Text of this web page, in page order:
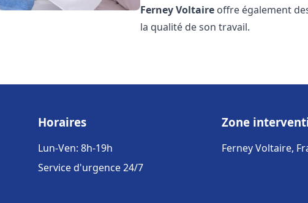
Ferney Voltaire offre également
la qualité de son travail.
Horaires
Lun-Ven: 8h-19h
Service d'urgence 24/7
Zone
Ferney Voltaire,